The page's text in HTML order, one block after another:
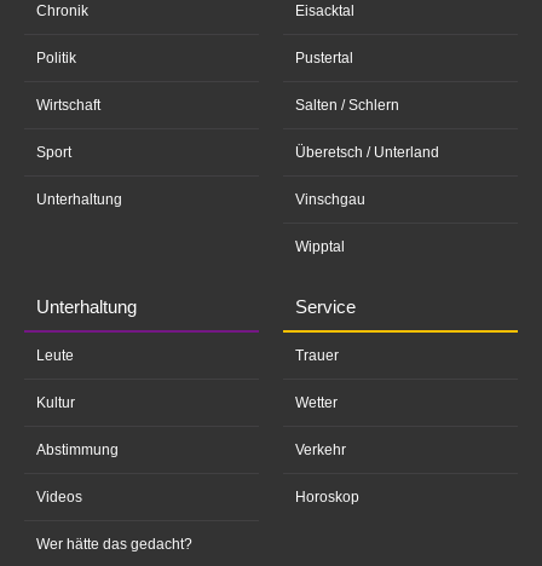
Chronik
Politik
Wirtschaft
Sport
Unterhaltung
Eisacktal
Pustertal
Salten / Schlern
Überetsch / Unterland
Vinschgau
Wipptal
Unterhaltung
Leute
Kultur
Abstimmung
Videos
Wer hätte das gedacht?
Service
Trauer
Wetter
Verkehr
Horoskop